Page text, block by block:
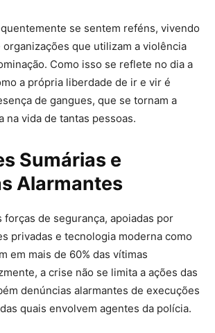
se sentem reféns, vivendo
que utilizam a violência
Como isso se reflete no dia a
a própria liberdade de ir e vir é
de gangues, que se tornam a
na vida de tantas pessoas.
Sumárias e
Alarmantes
forças de segurança, apoiadas por
privadas e tecnologia moderna como
em mais de 60% das vítimas
a crise não se limita a ações das
denúncias alarmantes de execuções
quais envolvem agentes da polícia.